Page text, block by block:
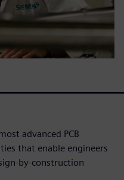
advanced PCB
that enable engineers
by-construction